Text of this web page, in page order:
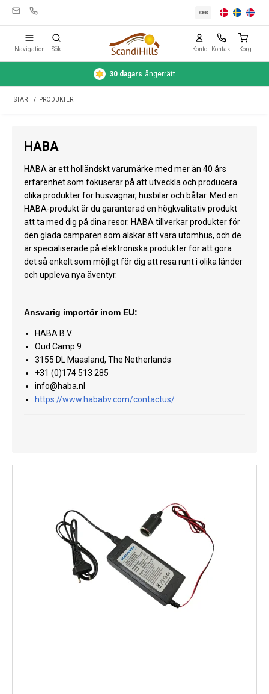
Tält
Reseutrustning
Bil & släp
Gas
Väderstationer
Reservdelar
Erbjudanden
Restförsäljning
SEK
Navigation Sök Konto Kontakt Korg
Säker betalning med kort eller Swish
START / PRODUKTER
HABA
HABA är ett holländskt varumärke med mer än 40 års
erfarenhet som fokuserar på att utveckla och producera
olika produkter för husvagnar, husbilar och båtar. Med en
HABA-produkt är du garanterad en högkvalitativ produkt
att ta med dig på dina resor. HABA tillverkar produkter för
den glada camparen som älskar att vara utomhus, och de
är specialiserade på elektroniska produkter för att göra
det så enkelt som möjligt för dig att resa runt i olika länder
och uppleva nya äventyr.
Ansvarig importör inom EU:
HABA B.V.
Oud Camp 9
3155 DL Maasland, The Netherlands
+31 (0)174 513 285
info@haba.nl
https://www.hababv.com/contactus/